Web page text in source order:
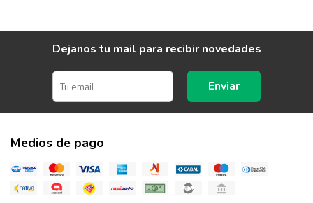
Dejanos tu mail para recibir novedades
Enviar
Medios de pago